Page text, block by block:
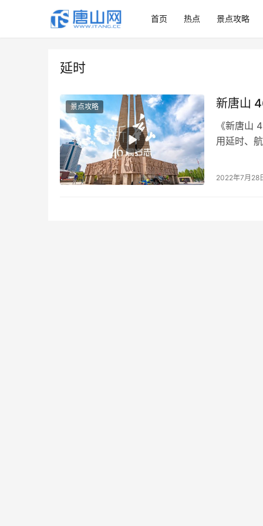
首页 热点 景点攻略
延时
景点攻略 新唐山
《新唐山
用延时、
2022年7月28